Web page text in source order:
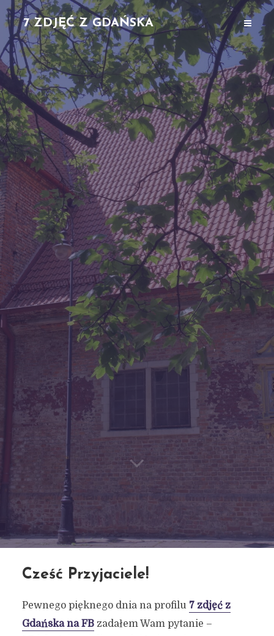
7 ZDJĘĆ Z GDAŃSKA
Cześć Przyjaciele!
Pewnego pięknego dnia na profilu 7 zdjęć z
Gdańska na FBzadałem Wam pytanie –